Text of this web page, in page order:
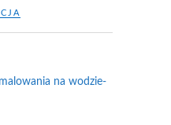
na wodzie-